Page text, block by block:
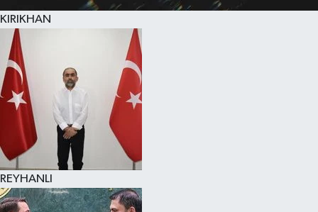
KIRIKHAN
REYHANLI